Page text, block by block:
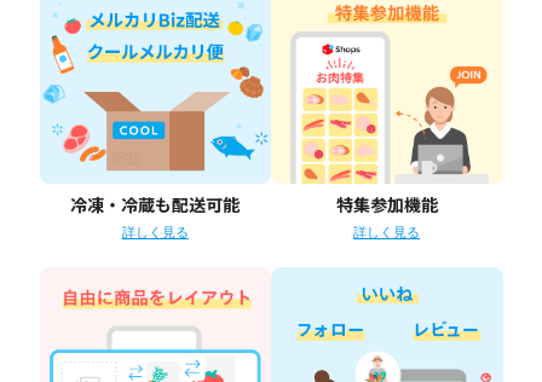
冷凍・冷蔵も配送可能
詳しく見る
特集参加機能
詳しく見る